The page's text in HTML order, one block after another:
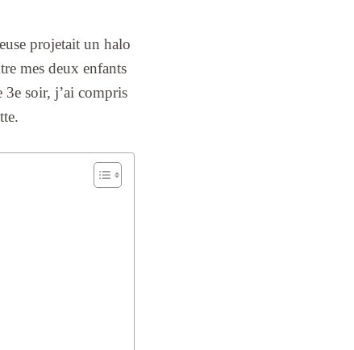
projetait un halo
mes deux enfants
3e soir, j’ai compris